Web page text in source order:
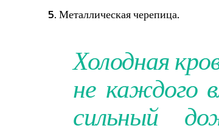
Металлическая черепица.
Холодная
не каждого
сильный